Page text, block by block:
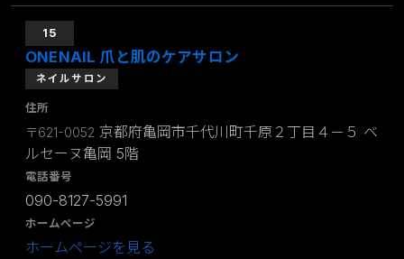
15
ONENAIL 爪と肌のケアサロン
ネイルサロン
住所
〒621-0052 京都府亀岡市千代川町千原２丁目４－５ ベ
ルセーヌ亀岡 5階
電話番号
090-8127-5991
ホームページ
ホームページを見る